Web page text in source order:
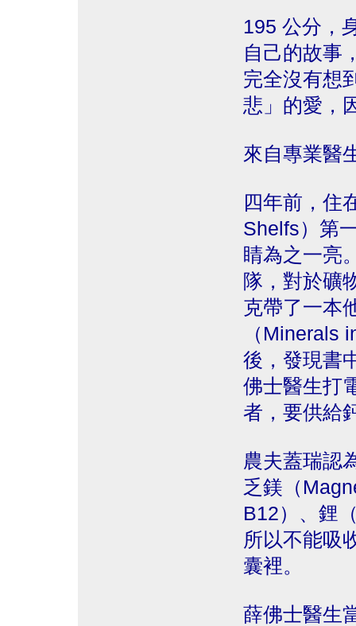
195 公分，
自己的故事
完全沒有想
悲」的愛，
來自專業醫
四年前，住
Shelfs）第
睛為之一亮
隊，對於礦
克帶了一本
（Minerals
後，發現書
佛士醫生打
者，要供給
農夫蓋瑞認
乏鎂（
B12）、鋰
所以不能吸
囊裡。
薛佛士醫生